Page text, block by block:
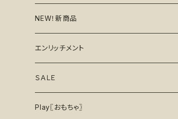
NEW！新商品
6月の新商品
7月の新商品
8月の新商品
エンリッチメント
フードボウル
おもちゃ
ＳＡＬＥ
割引で探す
Play〖おもちゃ〗